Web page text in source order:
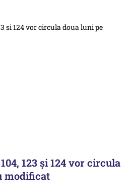
123 şi 124 vor circula
modificat